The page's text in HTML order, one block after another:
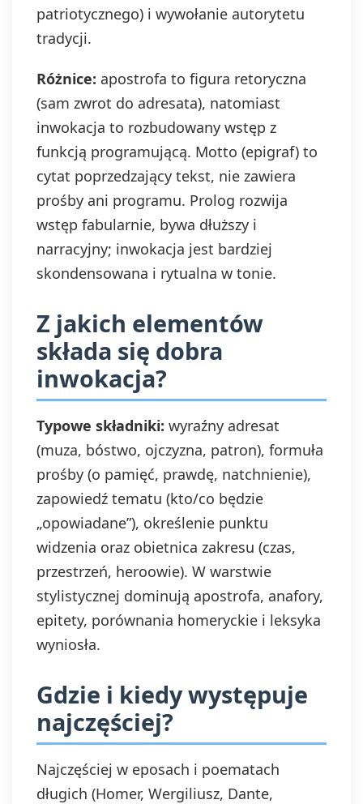
patriotycznego) i wywołanie autorytetu
tradycji.
Różnice: apostrofa to figura retoryczna
(sam zwrot do adresata), natomiast
inwokacja to rozbudowany wstęp z
funkcją programującą. Motto (epigraf) to
cytat poprzedzający tekst, nie zawiera
prośby ani programu. Prolog rozwija
wstęp fabularnie, bywa dłuższy i
narracyjny; inwokacja jest bardziej
skondensowana i rytualna w tonie.
Z jakich elementów
składa się dobra
inwokacja?
Typowe składniki: wyraźny adresat
(muza, bóstwo, ojczyzna, patron), formuła
prośby (o pamięć, prawdę, natchnienie),
zapowiedź tematu (kto/co będzie
„opowiadane”), określenie punktu
widzenia oraz obietnica zakresu (czas,
przestrzeń, heroowie). W warstwie
stylistycznej dominują apostrofa, anafory,
epitety, porównania homeryckie i leksyka
wyniosła.
Gdzie i kiedy występuje
najczęściej?
Najczęściej w eposach i poematach
długich (Homer, Wergiliusz, Dante,